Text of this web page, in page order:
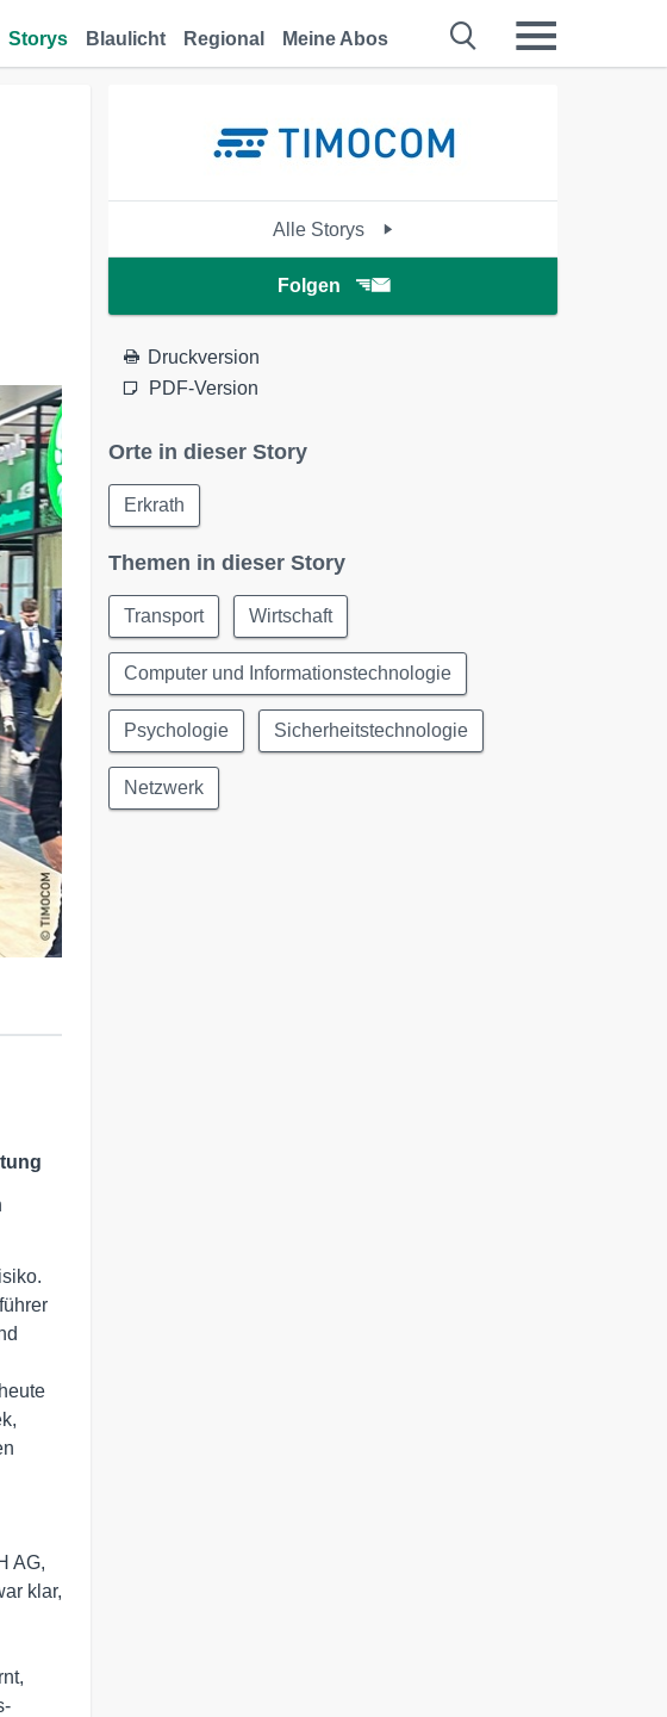
Storys Blaulicht Regional Meine Abos
AG,
klar,
Alle Storys
Folgen
Druckversion
PDF-Version
Orte in dieser Story
Erkrath
Themen in dieser Story
Transport Wirtschaft
Computer und Informationstechnologie
Psychologie Sicherheitstechnologie
Netzwerk